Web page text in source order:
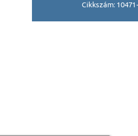
Cikkszám: